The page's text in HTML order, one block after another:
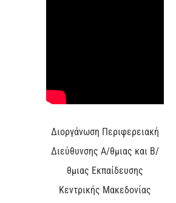
Διοργάνωση Περιφερειακή
Διεύθυνσης Α/θμιας και Β/
θμιας Εκπαίδευσης
Κεντρικής Μακεδονίας